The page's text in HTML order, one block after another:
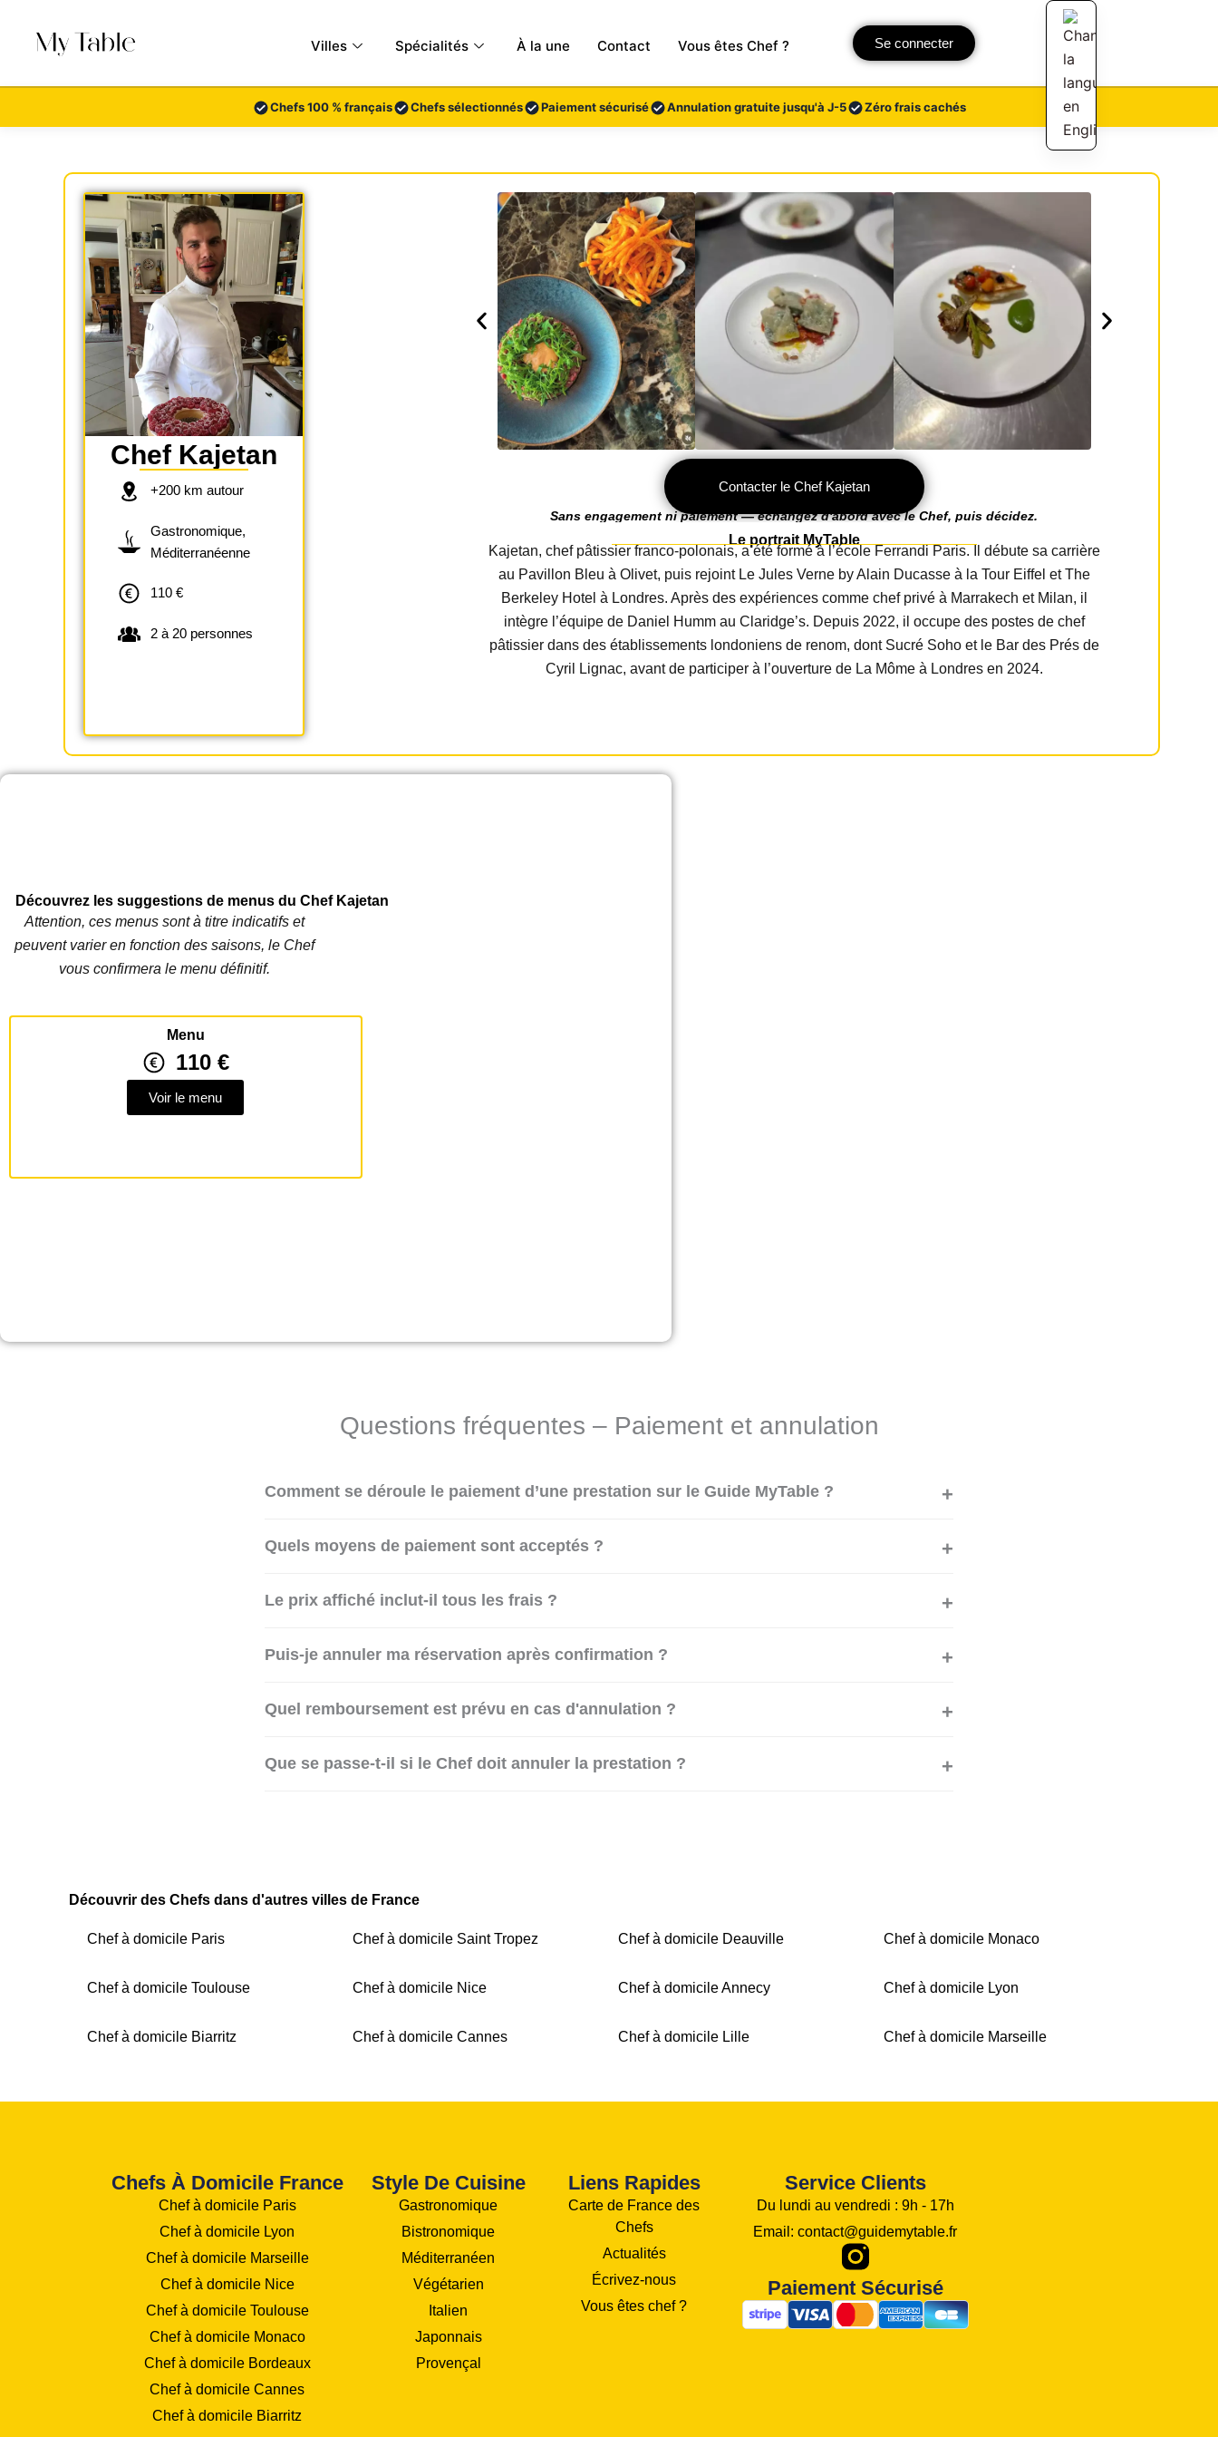
Villes Spécialités À la une Contact Vous êtes Chef ? Se connecter
Chefs 100 % français Chefs sélectionnés Paiement sécurisé Annulation gratuite jusqu'à J-5 Zéro frais cachés
Chef Kajetan
+200 km autour
Gastronomique,
Méditerranéenne
110 €
2 à 20 personnes
Contacter le Chef Kajetan
Sans engagement ni paiement — échangez d'abord avec le Chef, puis décidez.
Le portrait MyTable
Kajetan, chef pâtissier franco-polonais, a été formé à l’école Ferrandi Paris. Il débute sa carrière
au Pavillon Bleu à Olivet, puis rejoint Le Jules Verne by Alain Ducasse à la Tour Eiffel et The
Berkeley Hotel à Londres. Après des expériences comme chef privé à Marrakech et Milan, il
intègre l’équipe de Daniel Humm au Claridge’s. Depuis 2022, il occupe des postes de chef
pâtissier dans des établissements londoniens de renom, dont Sucré Soho et le Bar des Prés de
Cyril Lignac, avant de participer à l’ouverture de La Môme à Londres en 2024.
Découvrez les suggestions de menus du Chef Kajetan
Attention, ces menus sont à titre indicatifs et
peuvent varier en fonction des saisons, le Chef
vous confirmera le menu définitif.
Menu
110 €
Voir le menu
Questions fréquentes – Paiement et annulation
Comment se déroule le paiement d’une prestation sur le Guide MyTable ?
Quels moyens de paiement sont acceptés ?
Le prix affiché inclut-il tous les frais ?
Puis-je annuler ma réservation après confirmation ?
Quel remboursement est prévu en cas d'annulation ?
Que se passe-t-il si le Chef doit annuler la prestation ?
Découvrir des Chefs dans d'autres villes de France
Chef à domicile Paris
Chef à domicile Toulouse
Chef à domicile Biarritz
Chef à domicile Saint Tropez
Chef à domicile Nice
Chef à domicile Cannes
Chef à domicile Deauville
Chef à domicile Annecy
Chef à domicile Lille
Chef à domicile Monaco
Chef à domicile Lyon
Chef à domicile Marseille
Chefs À Domicile France
Chef à domicile Paris
Chef à domicile Lyon
Chef à domicile Marseille
Chef à domicile Nice
Chef à domicile Toulouse
Chef à domicile Monaco
Chef à domicile Bordeaux
Chef à domicile Cannes
Chef à domicile Biarritz
Style De Cuisine
Gastronomique
Bistronomique
Méditerranéen
Végétarien
Italien
Japonnais
Provençal
Liens Rapides
Carte de France des
Chefs
Actualités
Écrivez-nous
Vous êtes chef ?
Service Clients
Du lundi au vendredi : 9h - 17h
Email: contact@guidemytable.fr
I
c
o
n
Paiement Sécurisé